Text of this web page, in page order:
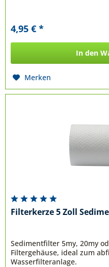
4,95 € *
In den
Merken
Filterkerze 5 Zoll
Sedimentfilter 5my, 20my
Filtergehäuse, ideal zum
Wasserfilteranlage.